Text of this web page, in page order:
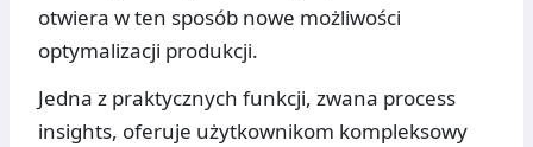
otwiera w ten sposób nowe możliwości
optymalizacji produkcji.
Jedna z praktycznych funkcji, zwana process
insights, oferuje użytkownikom kompleksowy